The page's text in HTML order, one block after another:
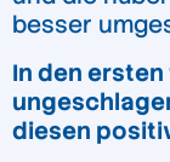
besser
In den
diesen